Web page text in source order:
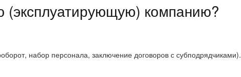
компанию?
набор персонала, заключение договоров с субподрядчиками).